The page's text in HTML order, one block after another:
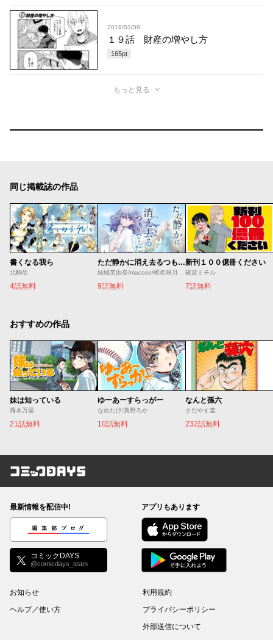
2018/03/09
１９話 財産の増やし方
165pt
もっと見る
同じ掲載誌の作品
書くなる我ら
北駒生
4話無料
ただ静かに消え去るつもりでした
結城芙由奈/macoso/椎名咲月
9話無料
新刊１００億冊ください
破賀ミチル
7話無料
おすすめの作品
妹は知っている
雁木万里
21話無料
ゆーあーすらっがー
なめたけ/真野ろか
10話無料
なんと孫六
さだやす圭
232話無料
コミックDAYS
最新情報を配信中!
編集部ブログ
コミックDAYS
@comicdays_team
アプリもあります
お知らせ
ヘルプ／使い方
利用規約
プライバシーポリシー
外部送信について